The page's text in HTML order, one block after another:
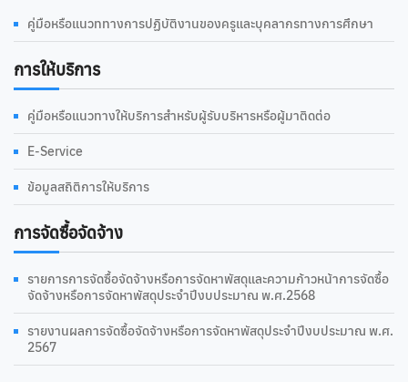
คู่มือหรือแนวททางการปฏิบัติงานของครูและบุคลากรทางการศึกษา
การให้บริการ
คู่มือหรือแนวทางให้บริการสำหรับผู้รับบริหารหรือผู้มาติดต่อ
E-Service
ข้อมูลสถิติการให้บริการ
การจัดซื้อจัดจ้าง
รายการการจัดซื้อจัดจ้างหรือการจัดหาพัสดุและความก้าวหน้าการจัดซื้อ
จัดจ้างหรือการจัดหาพัสดุประจำปีงบประมาณ พ.ศ.2568
รายงานผลการจัดซื้อจัดจ้างหรือการจัดหาพัสดุประจำปีงบประมาณ พ.ศ.
2567